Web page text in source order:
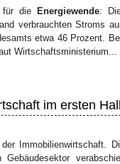
für die Energiewende:
verbrauchten Stroms
etwa 46 Prozent.
Wirtschaftsministerium...
im ersten
Immobilienwirtschaft.